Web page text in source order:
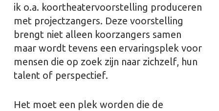
ik o.a. koortheatervoorstelling produceren
met projectzangers. Deze voorstelling
brengt niet alleen koorzangers samen
maar wordt tevens een ervaringsplek voor
mensen die op zoek zijn naar zichzelf, hun
talent of perspectief.
Het moet een plek worden die de